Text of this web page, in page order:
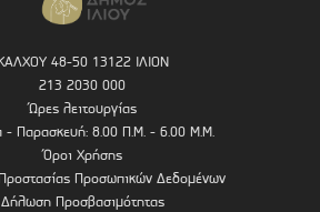
48-50 13122 ΙΛΙΟΝ
213 2030 000
Ώρες λειτουργίας
- Παρασκευή: 8.00 Π.Μ. - 6.00 Μ.Μ.
Όροι Χρήσης
Προσωπικών Δεδομένων
Δήλωση Προσβασιμότητας